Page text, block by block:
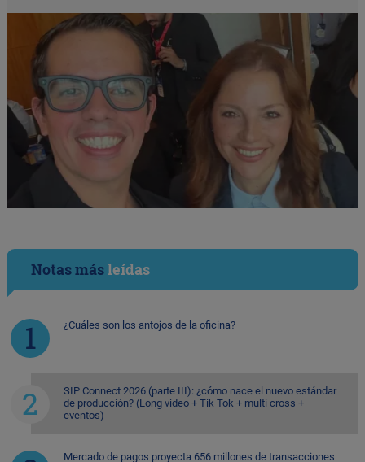
Notas másleídas
¿Cuáles son los antojos de la oficina?
SIP Connect 2026 (parte III): ¿cómo nace el nuevo estándar
de producción? (Long video + Tik Tok + multi cross +
eventos)
Mercado de pagos proyecta 656 millones de transacciones